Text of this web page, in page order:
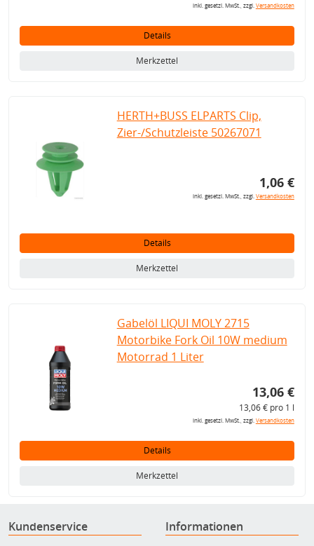
inkl. gesetzl. MwSt., zzgl.Versandkosten
Details
Merkzettel
HERTH+BUSS ELPARTS Clip,
Zier-/Schutzleiste 50267071
1,06 €
inkl. gesetzl. MwSt., zzgl.Versandkosten
Details
Merkzettel
Gabelöl LIQUI MOLY 2715
Motorbike Fork Oil 10W medium
Motorrad 1 Liter
13,06 €
13,06 € pro 1 l
inkl. gesetzl. MwSt., zzgl.Versandkosten
Details
Merkzettel
Kundenservice Informationen